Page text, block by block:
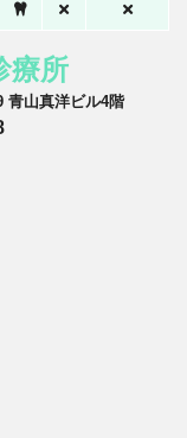
療所
青山真洋ビル4階